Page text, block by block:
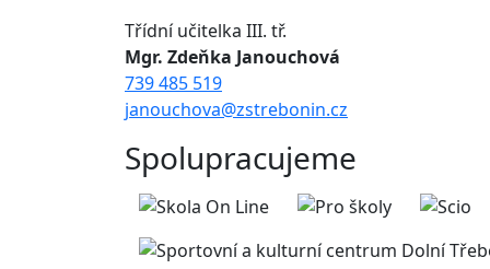
Třídní učitelka III. tř.
Mgr. Zdeňka Janouchová
739 485 519
janouchova@zstrebonin.cz
Spolupracujeme